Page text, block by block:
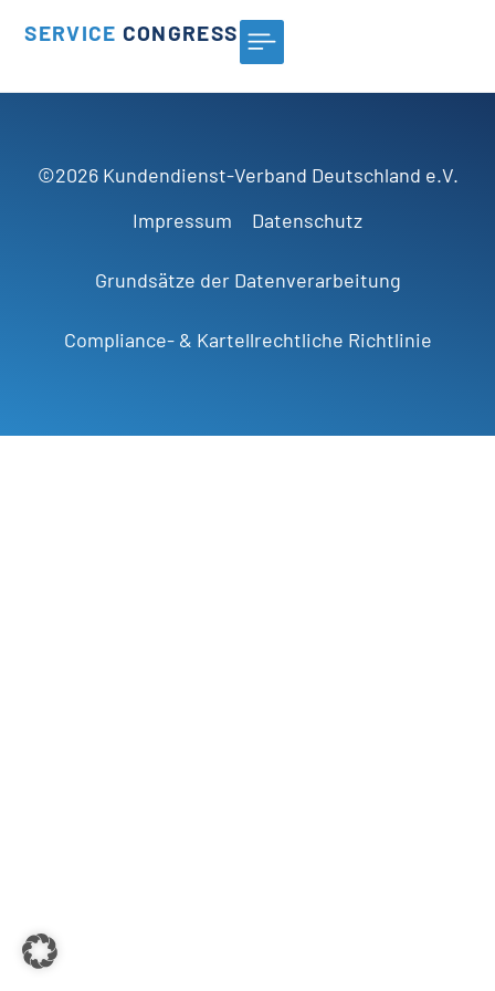
SERVICE CONGRESS
©2026 Kundendienst-Verband Deutschland e.V.
Impressum
Datenschutz
Grundsätze der Datenverarbeitung
Compliance- & Kartellrechtliche Richtlinie